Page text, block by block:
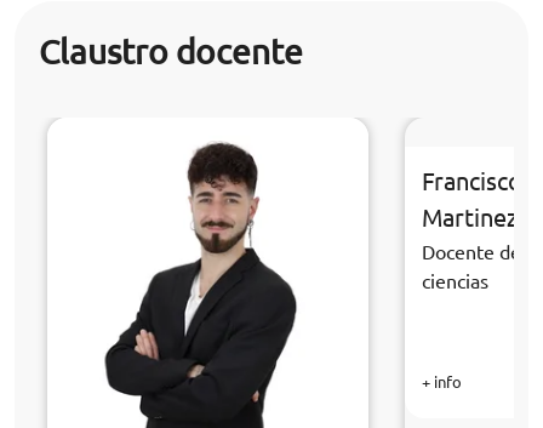
Claustro docente
Francisco
Martinez
Docente de
ciencias
+ info